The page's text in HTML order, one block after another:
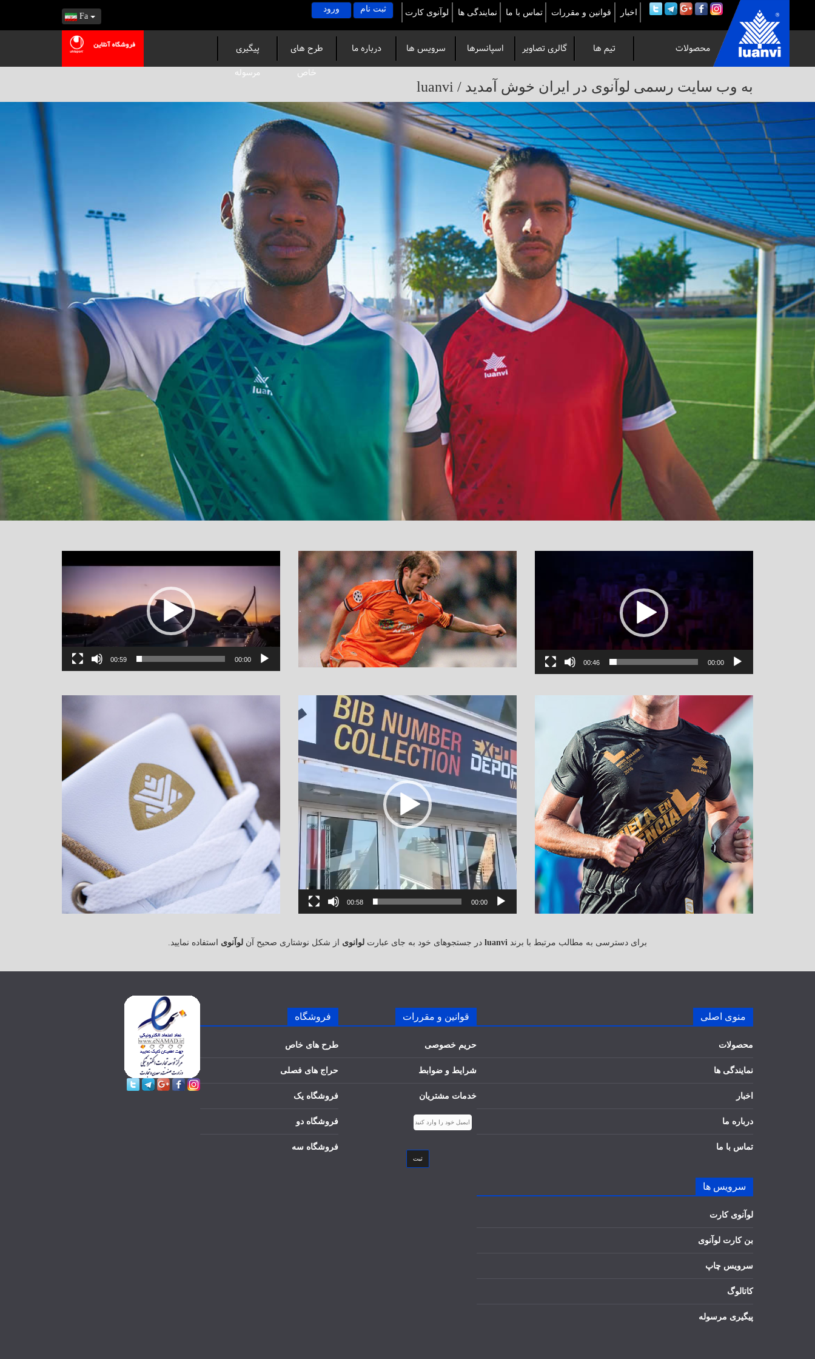
Fa
وب
سایت
رسمی
لوآنوی
در
ایران
خوش
آمدید
/
luanvi
اخبار قوانین و مقررات تماس با ما نمایندگی ها لوآنوی کارت ثبت نام ورود
محصولات تیم ها گالری تصاویر اسپانسرها سرویس ها درباره ما
طرح های
خاص
پیگیری
مرسوله
به وب سایت رسمی لوآنوی در ایران خوش آمدید / luanvi
ویدیو
00:00
00:59 00:00
00:46
نمایشگر
ویدیو
00:00
00:58
برای دسترسی به مطالب مرتبط با برند luanvi در جستجوهای خود به جای عبارت لوانوی از شکل نوشتاری صحیح آن لوآنوی استفاده نمایید.
منوی اصلی
محصولات
نمایندگی ها
اخبار
درباره ما
تماس با ما
سرویس ها
لوآنوی کارت
بن کارت لوآنوی
سرویس چاپ
کاتالوگ
پیگیری مرسوله
قوانین و مقررات
حریم خصوصی
شرایط و ضوابط
خدمات مشتریان
ثبت
فروشگاه
طرح های خاص
حراج های فصلی
فروشگاه یک
فروشگاه دو
فروشگاه سه